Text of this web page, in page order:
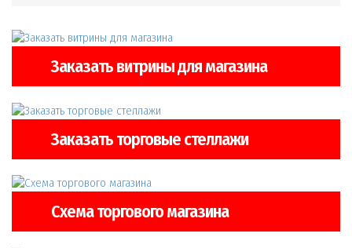
Заказать витрины для магазина
Заказать торговые стеллажи
Схема торгового магазина